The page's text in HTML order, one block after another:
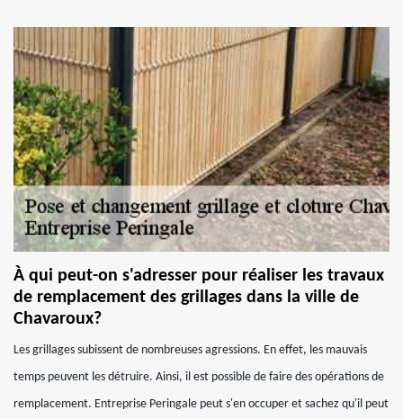
À qui peut-on s'adresser pour réaliser les travaux
de remplacement des grillages dans la ville de
Chavaroux?
Les grillages subissent de nombreuses agressions. En effet, les mauvais
temps peuvent les détruire. Ainsi, il est possible de faire des opérations de
remplacement. Entreprise Peringale peut s'en occuper et sachez qu'il peut